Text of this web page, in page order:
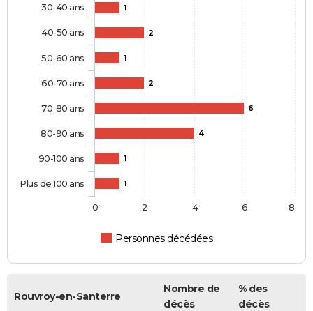
1
2
1
2
6
4
1
1
Personnes décédées
30-40 ans
40-50 ans
50-60 ans
60-70 ans
70-80 ans
80-90 ans
90-100 ans
Plus de 100 ans
0 2 4 6 8
Rouvroy-en-Santerre
Nombre de
décès
% des
décès